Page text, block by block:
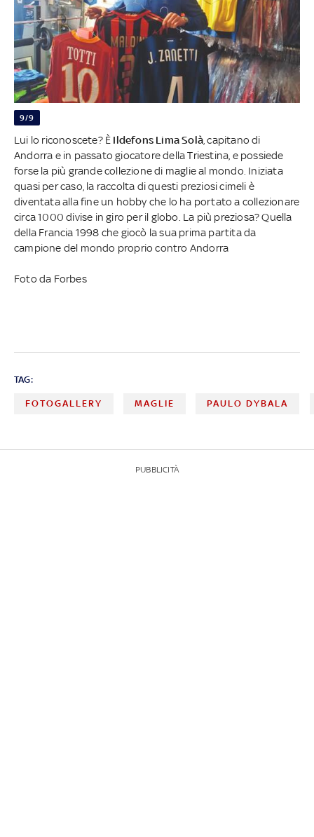
9/9
Lui lo riconoscete? È Ildefons Lima Solà, capitano di
Andorra e in passato giocatore della Triestina, e possiede
forse la più grande collezione di maglie al mondo. Iniziata
quasi per caso, la raccolta di questi preziosi cimeli è
diventata alla fine un hobby che lo ha portato a collezionare
circa 1000 divise in giro per il globo. La più preziosa? Quella
della Francia 1998 che giocò la sua prima partita da
campione del mondo proprio contro Andorra
Foto da Forbes
TAG:
FOTOGALLERY MAGLIE PAULO DYBALA
PUBBLICITÀ